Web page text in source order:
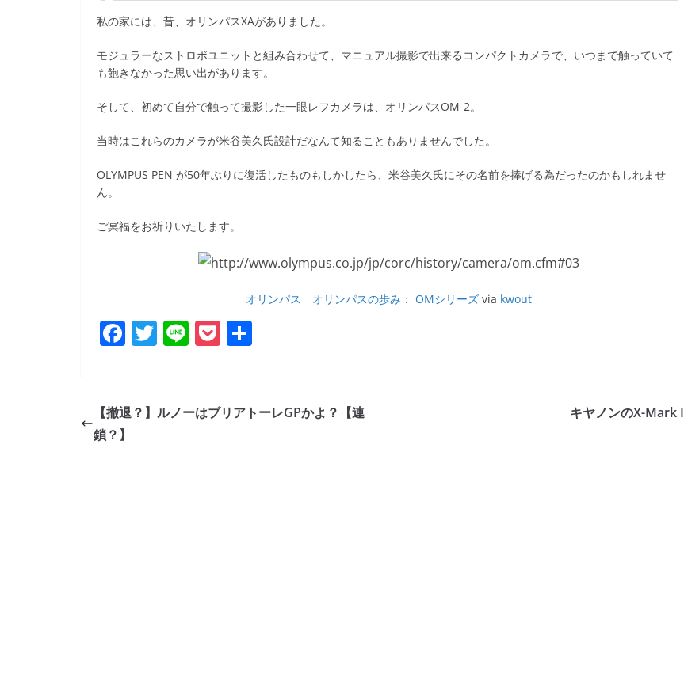
私の家には、昔、オリンパスXAがありました。
モジュラーなストロボユニットと組み合わせて、マニュアル撮影で出来るコンパクトカメラで、いつまで触っていて
も飽きなかった思い出があります。
そして、初めて自分で触って撮影した一眼レフカメラは、オリンパスOM-2。
当時はこれらのカメラが米谷美久氏設計だなんて知ることもありませんでした。
OLYMPUS PEN が50年ぶりに復活したものもしかしたら、米谷美久氏にその名前を捧げる為だったのかもしれませ
ん。
ご冥福をお祈りいたします。
オリンパス オリンパスの歩み： OMシリーズ via kwout
F
e
T
er
Li P
et
【撤退？】ルノーはブリアトーレGPかよ？【連
鎖？】
キヤノンのX-Mark I